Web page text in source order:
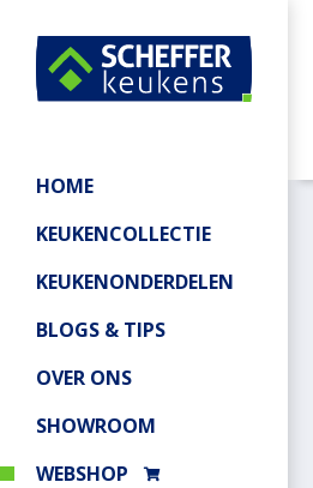
HOME
KEUKENCOLLECTIE
KEUKENONDERDELEN
BLOGS & TIPS
OVER ONS
SHOWROOM
WEBSHOP